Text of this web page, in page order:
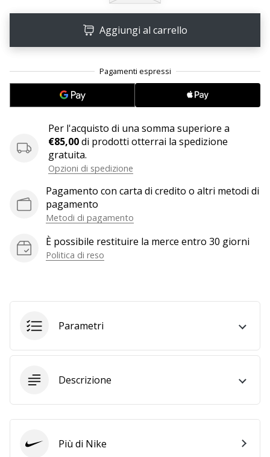
nostro
ambassador
sei
fanatico
dell'handball
come
a
noi
Ambassador.
Mostra
articoli
Aggiungi al carrello
Per l'acquisto di una somma superiore a
€85,00di prodotti otterrai la spedizione
gratuita.
Opzioni di spedizione
Pagamento con carta di credito o altri metodi di
pagamento
Metodi di pagamento
È possibile restituire la merce entro 30 giorni
Politica di reso
Parametri
Descrizione
Nike Più di Nike